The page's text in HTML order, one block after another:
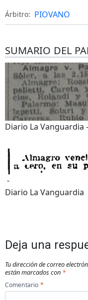
Árbitro: PIOVANO
SUMARIO DEL
Diario La Vanguardia
-
Diario La Vanguardia
Deja una
Tu dirección de correo
están marcados con *
Comentario *